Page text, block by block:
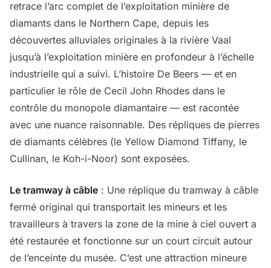
retrace l’arc complet de l’exploitation minière de
diamants dans le Northern Cape, depuis les
découvertes alluviales originales à la rivière Vaal
jusqu’à l’exploitation minière en profondeur à l’échelle
industrielle qui a suivi. L’histoire De Beers — et en
particulier le rôle de Cecil John Rhodes dans le
contrôle du monopole diamantaire — est racontée
avec une nuance raisonnable. Des répliques de pierres
de diamants célèbres (le Yellow Diamond Tiffany, le
Cullinan, le Koh-i-Noor) sont exposées.
Le tramway à câble : Une réplique du tramway à câble
fermé original qui transportait les mineurs et les
travailleurs à travers la zone de la mine à ciel ouvert a
été restaurée et fonctionne sur un court circuit autour
de l’enceinte du musée. C’est une attraction mineure